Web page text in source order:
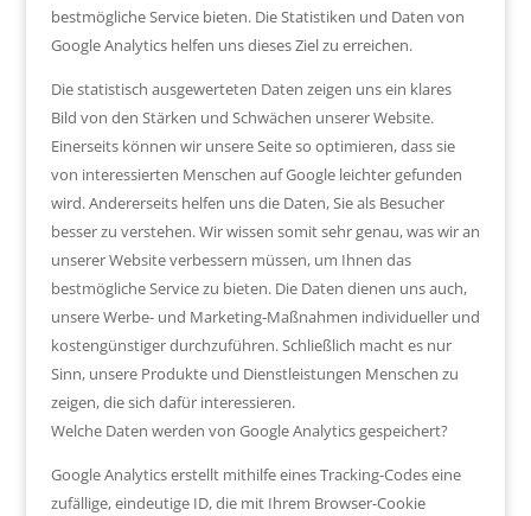
bestmögliche Service bieten. Die Statistiken und Daten von
Google Analytics helfen uns dieses Ziel zu erreichen.
Die statistisch ausgewerteten Daten zeigen uns ein klares
Bild von den Stärken und Schwächen unserer Website.
Einerseits können wir unsere Seite so optimieren, dass sie
von interessierten Menschen auf Google leichter gefunden
wird. Andererseits helfen uns die Daten, Sie als Besucher
besser zu verstehen. Wir wissen somit sehr genau, was wir an
unserer Website verbessern müssen, um Ihnen das
bestmögliche Service zu bieten. Die Daten dienen uns auch,
unsere Werbe- und Marketing-Maßnahmen individueller und
kostengünstiger durchzuführen. Schließlich macht es nur
Sinn, unsere Produkte und Dienstleistungen Menschen zu
zeigen, die sich dafür interessieren.
Welche Daten werden von Google Analytics gespeichert?
Google Analytics erstellt mithilfe eines Tracking-Codes eine
zufällige, eindeutige ID, die mit Ihrem Browser-Cookie